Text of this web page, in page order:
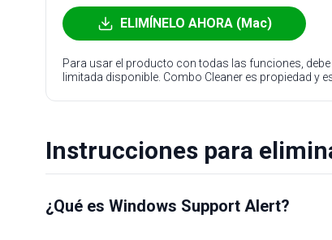
ELIMÍNELO AHORA (Mac)
Para usar el producto con todas las funciones,
limitada disponible. Combo Cleaner es propiedad y
Instrucciones para
¿Qué es Windows Support Alert?